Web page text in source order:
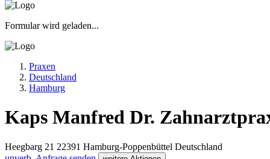
Formular wird geladen...
Praxen
Deutschland
Hamburg
Kaps Manfred Dr.
Heegbarg 21 22391 Hamburg-Poppenbüttel Deutschland